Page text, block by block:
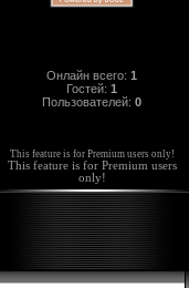
Онлайн всего: 1
Гостей: 1
Пользователей: 0
This feature is for Premium users only!
This feature is for Premium users
only!